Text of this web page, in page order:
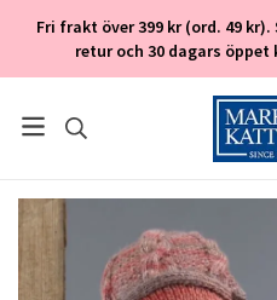
Fri frakt över 399 kr (ord. 49
retur och 30 dagars